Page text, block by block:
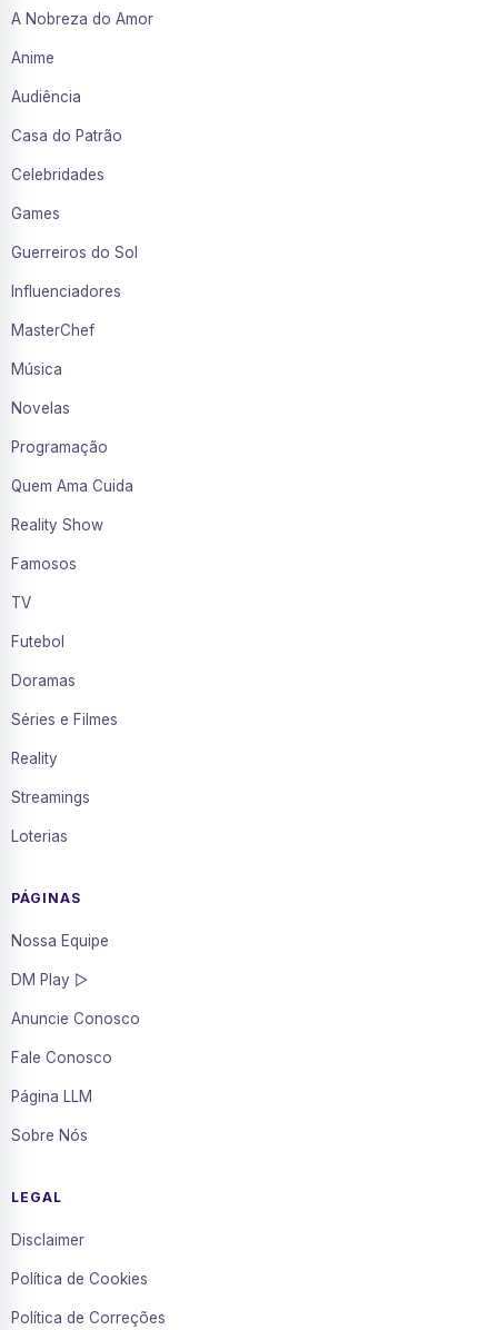
A Nobreza do Amor
Anime
Audiência
Casa do Patrão
Celebridades
Games
Guerreiros do Sol
Influenciadores
MasterChef
Música
Novelas
Programação
Quem Ama Cuida
Reality Show
Famosos
TV
Futebol
Doramas
Séries e Filmes
Reality
Streamings
Loterias
PÁGINAS
Nossa Equipe
DM Play ▷
Anuncie Conosco
Fale Conosco
Página LLM
Sobre Nós
LEGAL
Disclaimer
Política de Cookies
Política de Correções